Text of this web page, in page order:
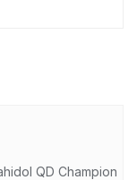
QD Champion